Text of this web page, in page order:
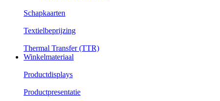
Schapkaarten
Textielbeprijzing
Thermal Transfer (TTR)
Winkelmateriaal
Productdisplays
Productpresentatie